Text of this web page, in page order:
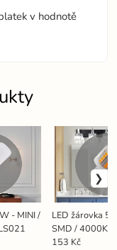
v hodnotě
- MINI /
LED žárovka
SMD / 4000K /
ZLS625CW
153 Kč